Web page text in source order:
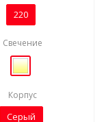
220
Свечение
Корпус
Серый